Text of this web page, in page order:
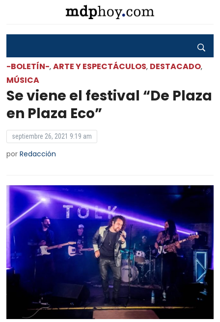
-BOLETÍN-,ARTE Y ESPECTÁCULOS, DESTACADO,
MÚSICA
Se viene el festival “De Plaza
en Plaza Eco”
septiembre 26, 2021 9:19 am
porRedacción